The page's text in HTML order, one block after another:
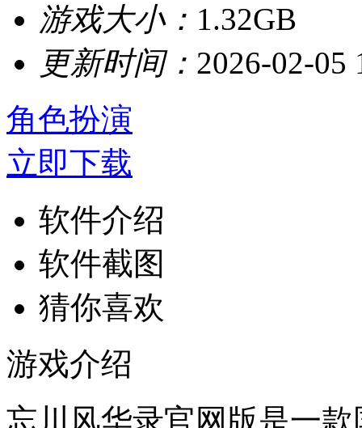
游戏大小： 1.32GB
更新时间： 2026-02-05
角色扮演
立即下载
软件介绍
软件截图
猜你喜欢
游戏介绍
忘川风华录官网版是一